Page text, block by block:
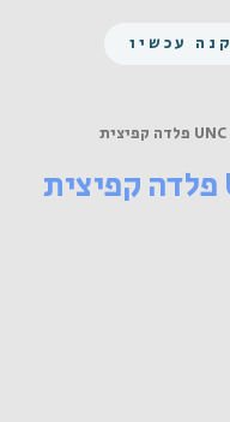
קנה עכשיו